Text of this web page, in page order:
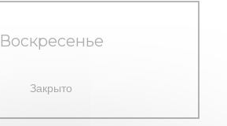
Воскресенье
Закрыто